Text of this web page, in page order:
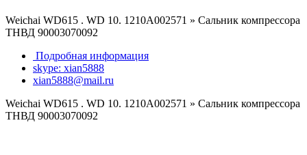
Weichai WD615 . WD 10. 1210A002571 » Сальник компрессора
ТНВД 90003070092
Подробная информация
skype: xian5888
xian5888@mail.ru
Weichai WD615 . WD 10. 1210A002571 » Сальник компрессора
ТНВД 90003070092